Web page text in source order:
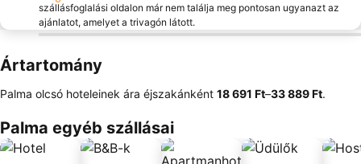
szállásfoglalási oldalon már nem találja meg pontosan ugyanazt az
ajánlatot, amelyet a trivagón látott.
Ártartomány
Palma olcsó hoteleinek ára éjszakánként ‎18 691 Ft–‎33 889 Ft.
Palma egyéb szállásai